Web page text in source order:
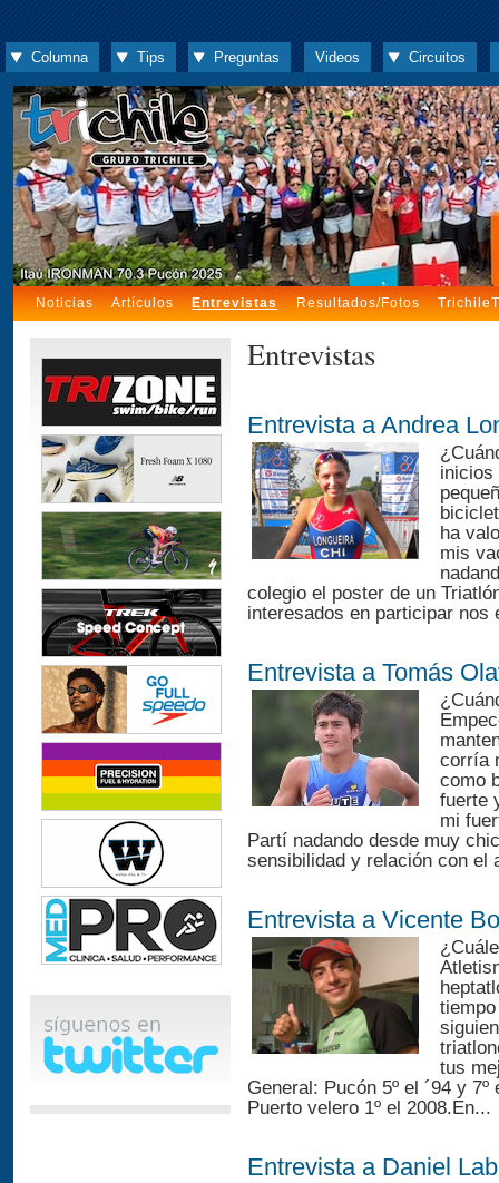
Columna Tips Preguntas Videos Circuitos
Noticias Artículos Entrevistas Resultados/Fotos
Entrevistas
Entrevista a Andrea
inicios
ha
mis
colegio el poster de un
interesados en participar nos
Entrevista a Tomás
corría
como
fuerte
mi
Partí nadando desde muy
sensibilidad y relación con el
Entrevista a Vicente
tus
General: Pucón 5º el ´94 y
Puerto velero 1º el 2008.En...
Entrevista a Daniel